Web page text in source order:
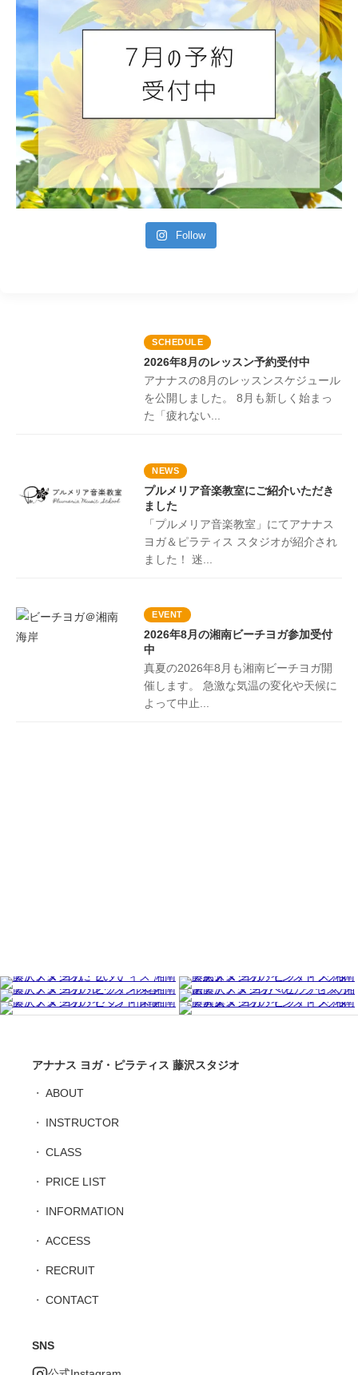
Follow
SCHEDULE
2026年8月のレッスン予約受付中
アナナスの8月のレッスンスケジュール
を公開しました。 8月も新しく始まっ
た「疲れない...
NEWS
プルメリア音楽教室にご紹介いただき
ました
「プルメリア音楽教室」にてアナナス
ヨガ＆ピラティス スタジオが紹介され
ました！ 迷...
EVENT
2026年8月の湘南ビーチヨガ参加受付
中
真夏の2026年8月も湘南ビーチヨガ開
催します。 急激な気温の変化や天候に
よって中止...
アナナス ヨガ・ピラティス 藤沢スタジオ
ABOUT
INSTRUCTOR
CLASS
PRICE LIST
INFORMATION
ACCESS
RECRUIT
CONTACT
SNS